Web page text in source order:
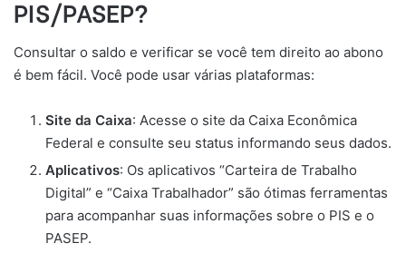
PIS/PASEP?
Consultar o saldo e verificar se você tem direito ao abono
é bem fácil. Você pode usar várias plataformas:
Site da Caixa: Acesse o site da Caixa Econômica
Federal e consulte seu status informando seus dados.
Aplicativos: Os aplicativos “Carteira de Trabalho
Digital” e “Caixa Trabalhador” são ótimas ferramentas
para acompanhar suas informações sobre o PIS e o
PASEP.